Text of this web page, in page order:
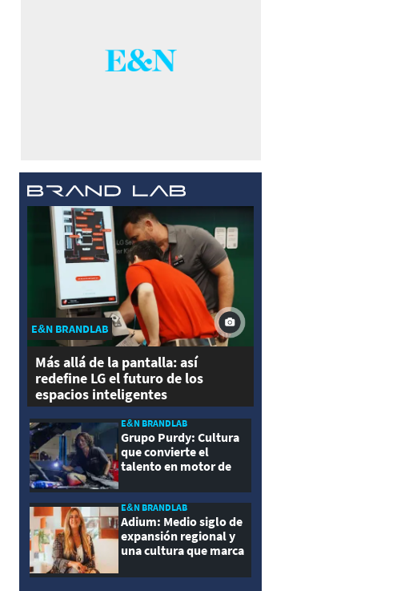
E&N BRANDLAB
Más allá de la pantalla: así
redefine LG el futuro de los
espacios inteligentes
E&N BRANDLAB
Grupo Purdy: Cultura
que convierte el
talento en motor de
E&N BRANDLAB
Adium: Medio siglo de
expansión regional y
una cultura que marca